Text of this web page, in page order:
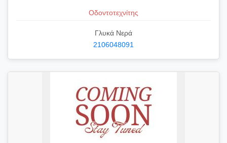
Οδοντοτεχνίτης
Γλυκά Νερά
2106048091